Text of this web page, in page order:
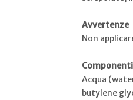
Avvertenze
Non
Componenti
Acqua
butylene